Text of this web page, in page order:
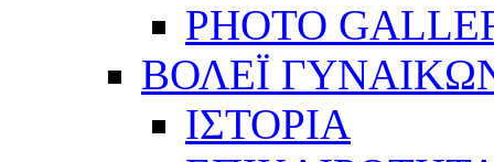
PHOTO
ΒΟΛΕΪ
ΙΣΤΟΡΙΑ